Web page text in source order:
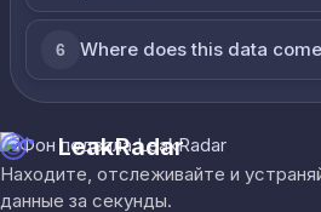
6 Where does this data
LeakRadar
Находите, отслеживайте и
данные за секунды.